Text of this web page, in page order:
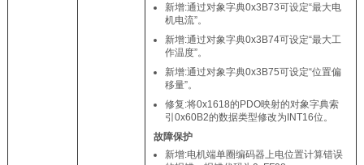
新增:通过对象字典0x3B73可设定“最大电
机电流”。
新增:通过对象字典0x3B74可设定“最大工
作温度”。
新增:通过对象字典0x3B75可设定“位置偏
移量”。
修复:将0x1618的PDO映射的对象字典索
引0x60B2的数据类型修改为INT16位。
故障保护
新增:电机端单圈编码器上电位置计算错误